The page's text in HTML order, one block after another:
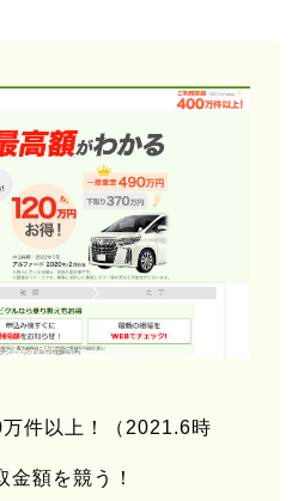
件以上！（2021.6時
金額を競う！